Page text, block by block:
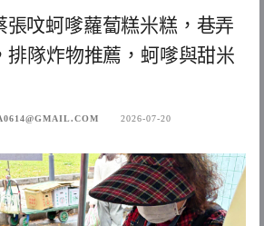
張呅蚵嗲蘿蔔糕米糕，巷弄
排隊炸物推薦，蚵嗲與甜米
2026-07-20